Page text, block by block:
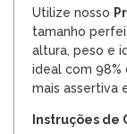
Utilize nosso
tamanho
altura, peso e
ideal com 98%
mais assertiva
Instruções de